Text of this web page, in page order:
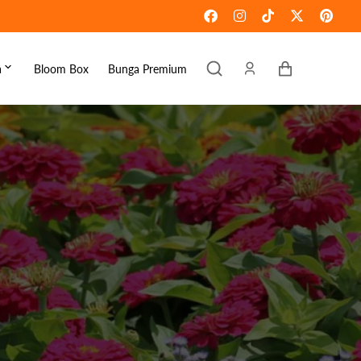
Day
& Romance
Well
Bloom Box Bunga Premium Keranjang